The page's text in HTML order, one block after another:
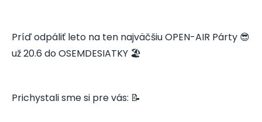
Príď odpáliť leto na ten najväčšiu OPEN-AIR Párty 😎
už 20.6 do OSEMDESIATKY 🏖️
Prichystali sme si pre vás: 📝